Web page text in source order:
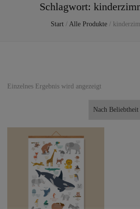
Schlagwort:
Start / Alle Produkte /
Einzelnes Ergebnis wird angezeigt